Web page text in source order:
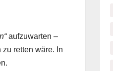
aufzuwarten –
retten wäre. In